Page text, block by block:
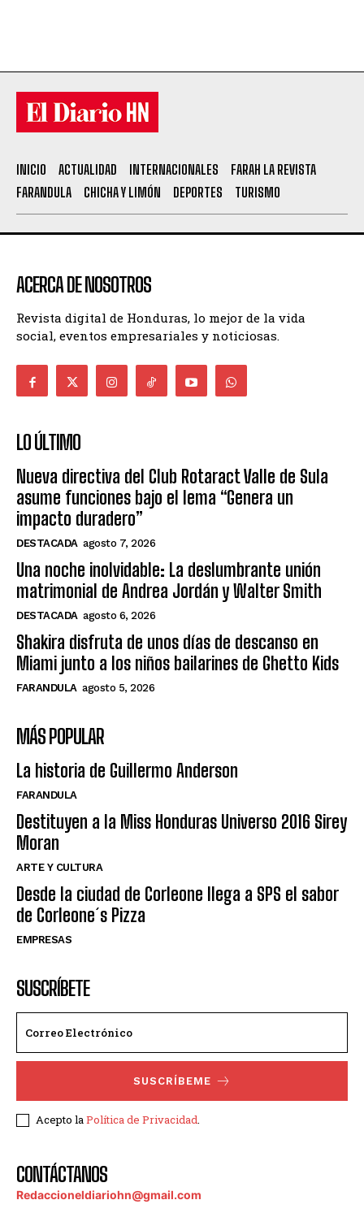
INICIO ACTUALIDAD INTERNACIONALES
FARAH LA REVISTA
FARANDULA
CHICHA Y LIMÓN DEPORTES TURISMO
ACERCA DE NOSOTROS
Revista digital de Honduras, lo mejor de la vida
social, eventos empresariales y noticiosas.
LO ÚLTIMO
Nueva directiva del Club Rotaract Valle de Sula
asume funciones bajo el lema “Genera un
impacto duradero”
DESTACADA agosto 7, 2026
Una noche inolvidable: La deslumbrante unión
matrimonial de Andrea Jordán y Walter Smith
DESTACADA agosto 6, 2026
Shakira disfruta de unos días de descanso en
Miami junto a los niños bailarines de Ghetto Kids
FARANDULA agosto 5, 2026
MÁS POPULAR
La historia de Guillermo Anderson
FARANDULA
Destituyen a la Miss Honduras Universo 2016 Sirey
Moran
ARTE Y CULTURA
Desde la ciudad de Corleone llega a SPS el sabor
de Corleone´s Pizza
EMPRESAS
SUSCRÍBETE
SUSCRÍBEME
Acepto laPolítica de Privacidad.
CONTÁCTANOS
Redaccioneldiariohn@gmail.com